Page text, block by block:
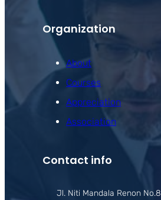
Organization
About
Courses
Appreciation
Association
Contact info
Jl. Niti Mandala Renon